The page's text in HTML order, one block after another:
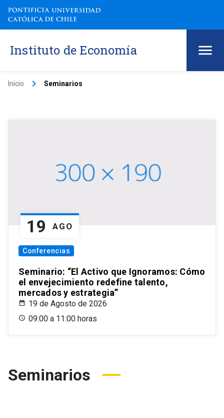
Instituto de Economía
Inicio keyboard_arrow_right Seminarios
19 AGO
Conferencias
Seminario: “El Activo que Ignoramos: Cómo
el envejecimiento redefine talento,
mercados y estrategia”
19 de Agosto de 2026
09:00 a 11:00 horas
Seminarios